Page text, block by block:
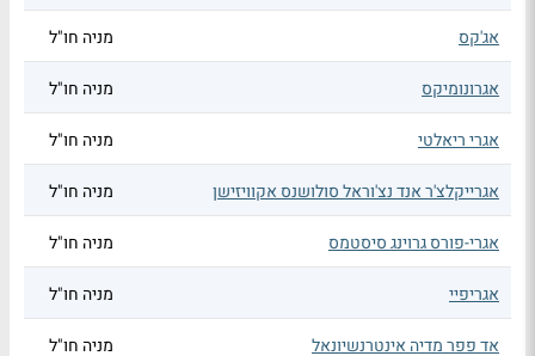
אג'קס מניה חו"ל
אגרונומיקס מניה חו"ל
אגרי ריאלטי מניה חו"ל
אגרייקלצ'ר אנד נצ'וראל סולושנס אקוויזישן מניה חו"ל
אגרי-פורס גרוינג סיסטמס מניה חו"ל
אגריפיי מניה חו"ל
אד פפר מדיה אינטרנשיונאל מניה חו"ל